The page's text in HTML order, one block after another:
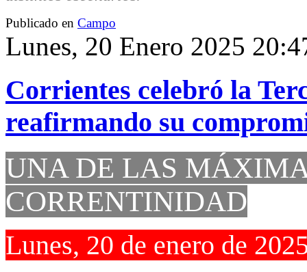
Publicado en Campo
Lunes, 20 Enero 2025
Corrientes celebró la
reafirmando su
UNA DE LAS
CORRENTINIDAD
Lunes, 20 de enero de